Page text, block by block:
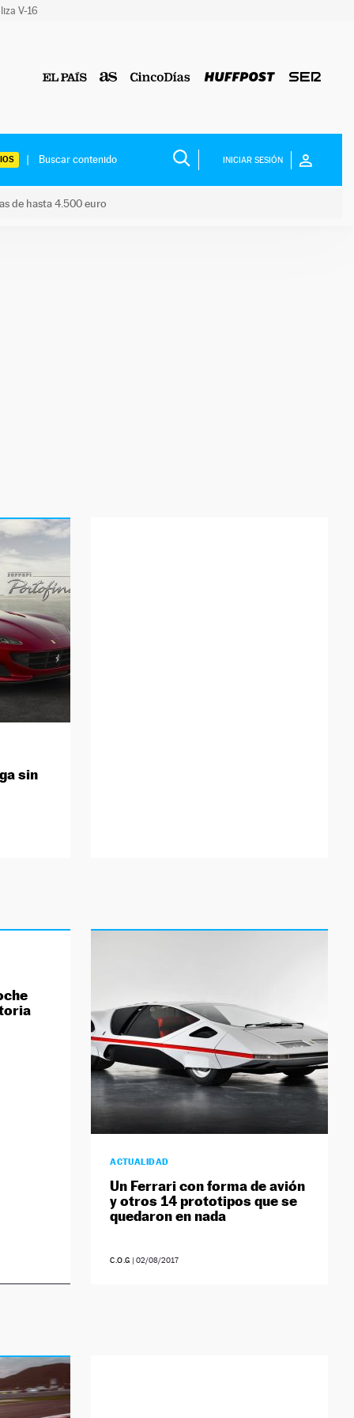
V-16
INICIAR SESIÓN
de hasta 4.500 euro
sin
ACTUALIDAD
Un Ferrari con forma de avión
y otros 14 prototipos que se
quedaron en nada
C.O.G |02/08/2017